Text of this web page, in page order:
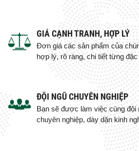
GIÁ CẠNH TRANH, HỢP LÝ
Đơn giá các sản phẩm của
hợp lý, rõ ràng, chi tiết từng
ĐỘI NGŨ CHUYÊN NGHIỆP
Bạn sẽ được làm việc cùng đội
chuyên nghiệp, dày dặn kinh